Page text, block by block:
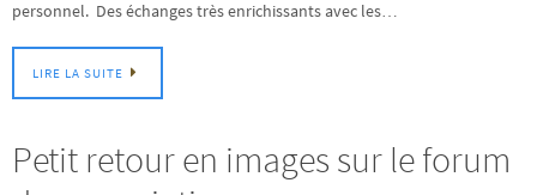
personnel. Des échanges très enrichissants avec les…
LIRE LA SUITE
Petit retour en images sur le forum